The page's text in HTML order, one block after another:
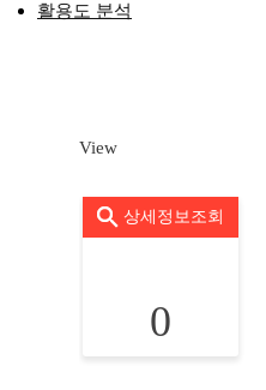
활용도 분석
View
상세정보조회
0